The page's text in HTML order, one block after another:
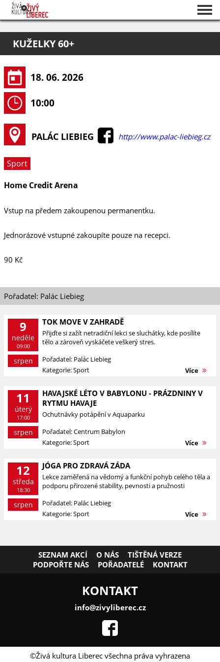
O projektu
Pořadatelé
KUŽELKY 60+
18. 06. 2026
10:00
PALÁC LIEBIEG http://www.palac-liebieg.cz
Sport
Home Credit Arena
Vstup na předem zakoupenou permanentku.
Jednorázové vstupné zakoupíte pouze na recepci.
90 Kč
Pořadatel: Palác Liebieg
9
neděle
09:00
srpen
TOK MOVE V ZAHRADĚ
Přijďte si zažít netradiční lekci se sluchátky, kde posílíte
tělo a zároveň vyskáčete veškerý stres.
Pořadatel: Palác Liebieg
Kategorie: Sport
Více
11
úterý
17:00
srpen
HAVAJSKÉ LÉTO V BABYLONU - PRÁZDNINY V
RYTMU HAVAJE
Ochutnávky potápění v Aquaparku
Pořadatel: Centrum Babylon
Kategorie: Sport
Více
12
středa
18:30
srpen
JÓGA PRO ZDRAVÁ ZÁDA
Lekce zaměřená na vědomý a funkční pohyb celého těla a
podporu přirozené stability, pevnosti a pružnosti
Pořadatel: Palác Liebieg
Kategorie: Sport
Více
SEZNAM AKCÍ O NÁS
TIŠTĚNÁ VERZE
PODPOŘTE NÁS
POŘADATELÉ KONTAKT
KONTAKT
info@zivyliberec.cz
©Živá kultura Liberec všechna práva vyhrazena